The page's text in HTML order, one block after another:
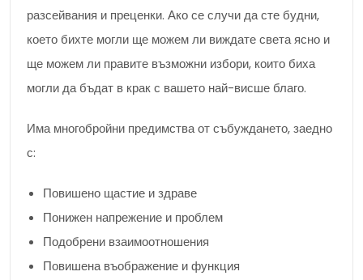
разсейвания и преценки. Ако се случи да сте будни,
което бихте могли ще можем ли виждате света ясно и
ще можем ли правите възможни избори, които биха
могли да бъдат в крак с вашето най-висше благо.
Има многобройни предимства от събуждането, заедно
с:
Повишено щастие и здраве
Понижен напрежение и проблем
Подобрени взаимоотношения
Повишена въображение и функция